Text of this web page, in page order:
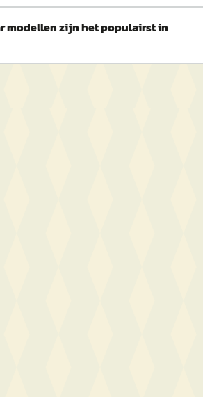
modellen zijn het populairst in